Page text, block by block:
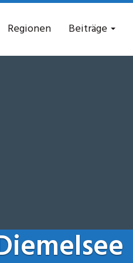
Regionen Beiträge